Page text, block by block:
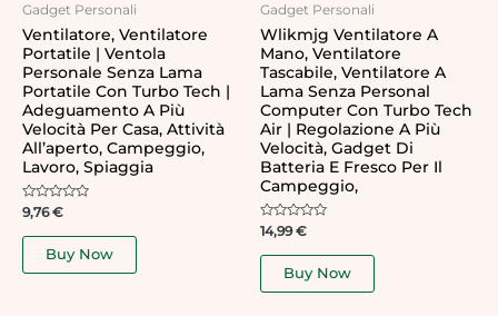
Gadget Personali
Ventilatore, Ventilatore
Portatile | Ventola
Personale Senza Lama
Portatile Con Turbo Tech |
Adeguamento A Più
Velocità Per Casa, Attività
All’aperto, Campeggio,
Lavoro, Spiaggia
Rated
out
9,76€
Buy Now
Gadget Personali
Wlikmjg Ventilatore A
Mano, Ventilatore
Tascabile, Ventilatore A
Lama Senza Personal
Computer Con Turbo Tech
Air | Regolazione A Più
Velocità, Gadget Di
Batteria E Fresco Per Il
Campeggio,
Rated
out
14,99€
Buy Now